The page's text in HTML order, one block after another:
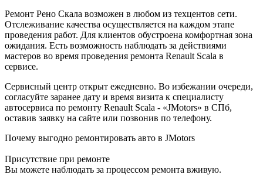
Ремонт Рено Скала возможен в любом из техцентов сети.
Отслеживание качества осуществляется на каждом этапе
проведения работ. Для клиентов обустроена комфортная зона
ожидания. Есть возможность наблюдать за действиями
мастеров во время проведения ремонта Renault Scala в
сервисе.
Сервисный центр открыт ежедневно. Во избежании очереди,
согласуйте заранее дату и время визита к специалисту
автосервиса по ремонту Renault Scala - «JMotors» в СПб,
оставив заявку на сайте или позвонив по телефону.
Почему выгодно ремонтировать авто в JMotors
Присутствие при ремонте
Вы можете наблюдать за процессом ремонта вживую.